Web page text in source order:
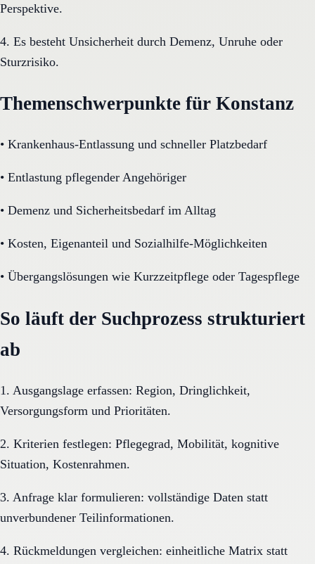
Perspektive.
4. Es besteht Unsicherheit durch Demenz, Unruhe oder
Sturzrisiko.
Themenschwerpunkte für Konstanz
• Krankenhaus-Entlassung und schneller Platzbedarf
• Entlastung pflegender Angehöriger
• Demenz und Sicherheitsbedarf im Alltag
• Kosten, Eigenanteil und Sozialhilfe-Möglichkeiten
• Übergangslösungen wie Kurzzeitpflege oder Tagespflege
So läuft der Suchprozess strukturiert
ab
1. Ausgangslage erfassen: Region, Dringlichkeit,
Versorgungsform und Prioritäten.
2. Kriterien festlegen: Pflegegrad, Mobilität, kognitive
Situation, Kostenrahmen.
3. Anfrage klar formulieren: vollständige Daten statt
unverbundener Teilinformationen.
4. Rückmeldungen vergleichen: einheitliche Matrix statt